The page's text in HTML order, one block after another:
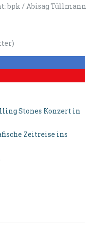
bpk / Abisag Tüllmann
Stones Konzert in
Zeitreise ins